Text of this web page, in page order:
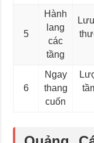
5
Hành
lang
các
tầng
6
Ngay
thang
cuốn